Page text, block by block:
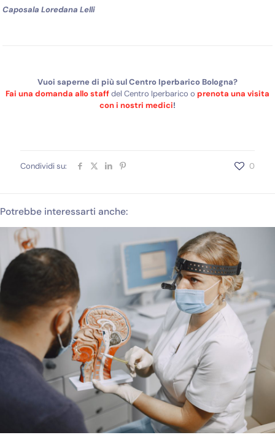
Caposala Loredana Lelli
Vuoi saperne di più sul Centro Iperbarico Bologna?
Fai una domanda allo staffdel Centro Iperbarico o prenota una visita
con i nostri medici!
Condividi su: 0
Potrebbe interessarti anche: